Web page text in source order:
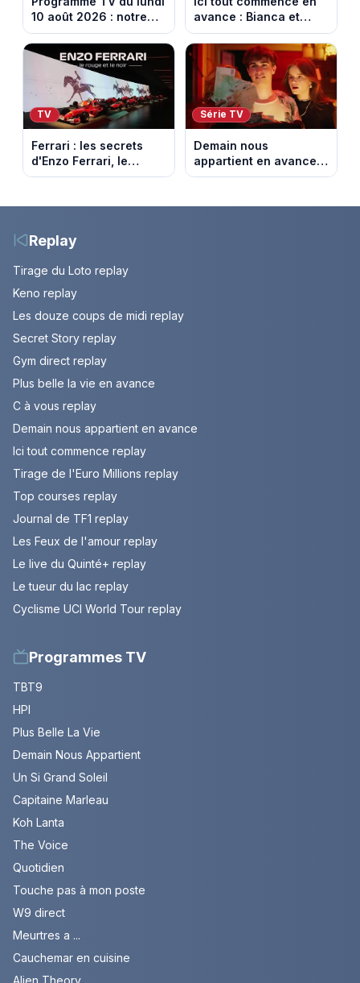
10 août 2026 : notre
sélection pour votre
soirée télé
avance : Bianca et
Loup s’embrassent.
Episode du 11 août
2026 (spoiler)
TV
Ferrari : les secrets
d'Enzo Ferrari, le
fondateur de la
cheval cabré
Série TV
Demain nous
appartient en avance :
Alex face à un choix
août 2026.
Replay
Tirage du Loto replay
Keno replay
Les douze coups de midi replay
Secret Story replay
Gym direct replay
Plus belle la vie en avance
C à vous replay
Demain nous appartient en avance
Ici tout commence replay
Tirage de l'Euro Millions replay
Top courses replay
Journal de TF1 replay
Les Feux de l'amour replay
Le live du Quinté+ replay
Le tueur du lac replay
Cyclisme UCI World Tour replay
Programmes TV
TBT9
HPI
Plus Belle La Vie
Demain Nous Appartient
Un Si Grand Soleil
Capitaine Marleau
Koh Lanta
The Voice
Quotidien
Touche pas à mon poste
W9 direct
Meurtres a ...
Cauchemar en cuisine
Alien Theory